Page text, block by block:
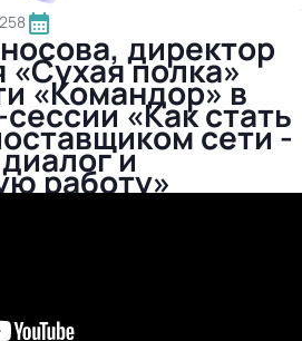
директор
«Сухая полка»
«Командор» в
«Как стать
сети -
и
работу»